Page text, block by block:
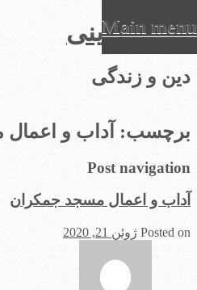
دینی
و زندگی
Main
آداب و اعمال
Post
و اعمال مسجد جمکران
Posted ژوئن 21, 2020